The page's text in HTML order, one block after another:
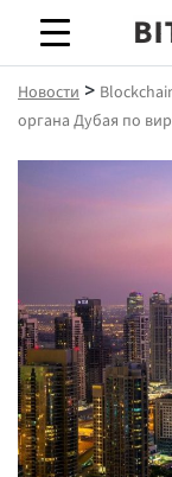
Новости >
органа Дубая по